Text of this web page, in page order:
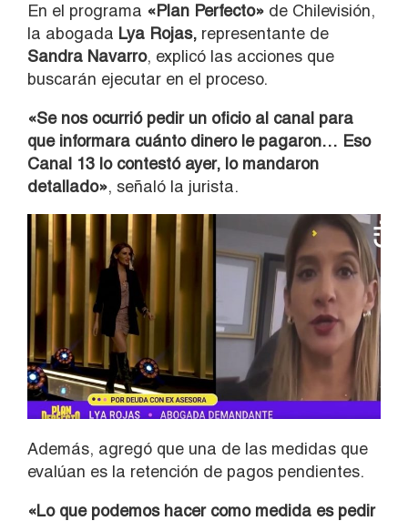
En el programa «Plan Perfecto» de Chilevisión,
la abogada Lya Rojas, representante de
Sandra Navarro, explicó las acciones que
buscarán ejecutar en el proceso.
«Se nos ocurrió pedir un oficio al canal para
que informara cuánto dinero le pagaron… Eso
Canal 13 lo contestó ayer, lo mandaron
detallado», señaló la jurista.
Además, agregó que una de las medidas que
evalúan es la retención de pagos pendientes.
«Lo que podemos hacer como medida es pedir